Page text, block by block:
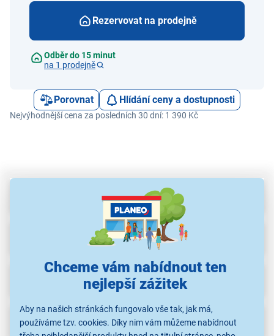
Chceme vám nabídnout ten
nejlepší zážitek
Aby na našich stránkách fungovalo vše tak, jak má,
používáme tzv. cookies. Díky nim vám můžeme nabídnout
Rezervovat na prodejně
Odběr do 15 minut
na 1 prodejně
Porovnat Hlídání ceny a dostupnosti
Nejvýhodnější cena za posledních 30 dní: 1 390 Kč
Popis
Parametry
Recenze
Ke stažení